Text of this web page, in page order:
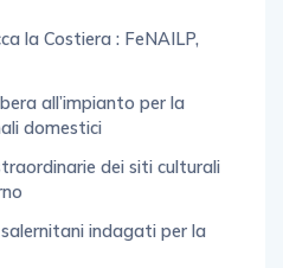
la Costiera : FeNAILP,
all’impianto per la
domestici
dei siti culturali
indagati per la